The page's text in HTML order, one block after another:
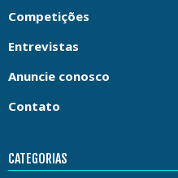
Competições
Entrevistas
Anuncie conosco
Contato
CATEGORIAS